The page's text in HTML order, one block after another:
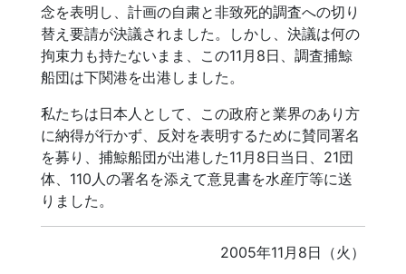
念を表明し、計画の自粛と非致死的調査への切り
替え要請が決議されました。しかし、決議は何の
拘束力も持たないまま、この11月8日、調査捕鯨
船団は下関港を出港しました。
私たちは日本人として、この政府と業界のあり方
に納得が行かず、反対を表明するために賛同署名
を募り、捕鯨船団が出港した11月8日当日、21団
体、110人の署名を添えて意見書を水産庁等に送
りました。
2005年11月8日（火）